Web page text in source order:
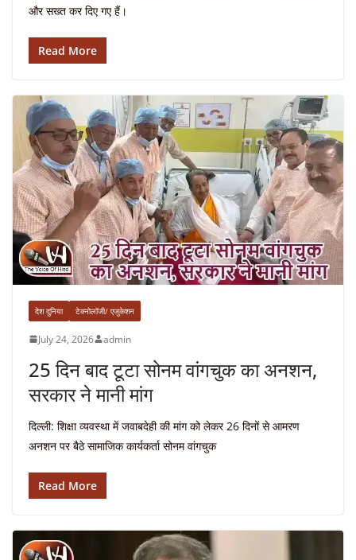
और सख्त कर दिए गए हैं।
Read More
देश दुनिया टेक्नोलॉजी/ एजुकेशन
July 24, 2026 admin
25 दिन बाद टूटा सोनम वांगचुक का अनशन,
सरकार ने मानी मांग
दिल्ली: शिक्षा व्यवस्था में जवाबदेही की मांग को लेकर 26 दिनों से आमरण
अनशन पर बैठे सामाजिक कार्यकर्ता सोनम वांगचुक
Read More